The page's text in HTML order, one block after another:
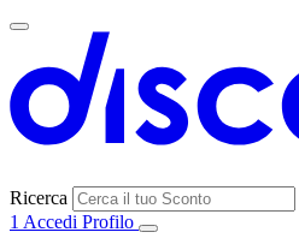
Ricerca
1 Accedi Profilo